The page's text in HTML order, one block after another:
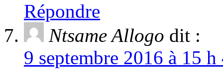
Répondre
Ntsame Allogo dit :
9 septembre 2016 à 15